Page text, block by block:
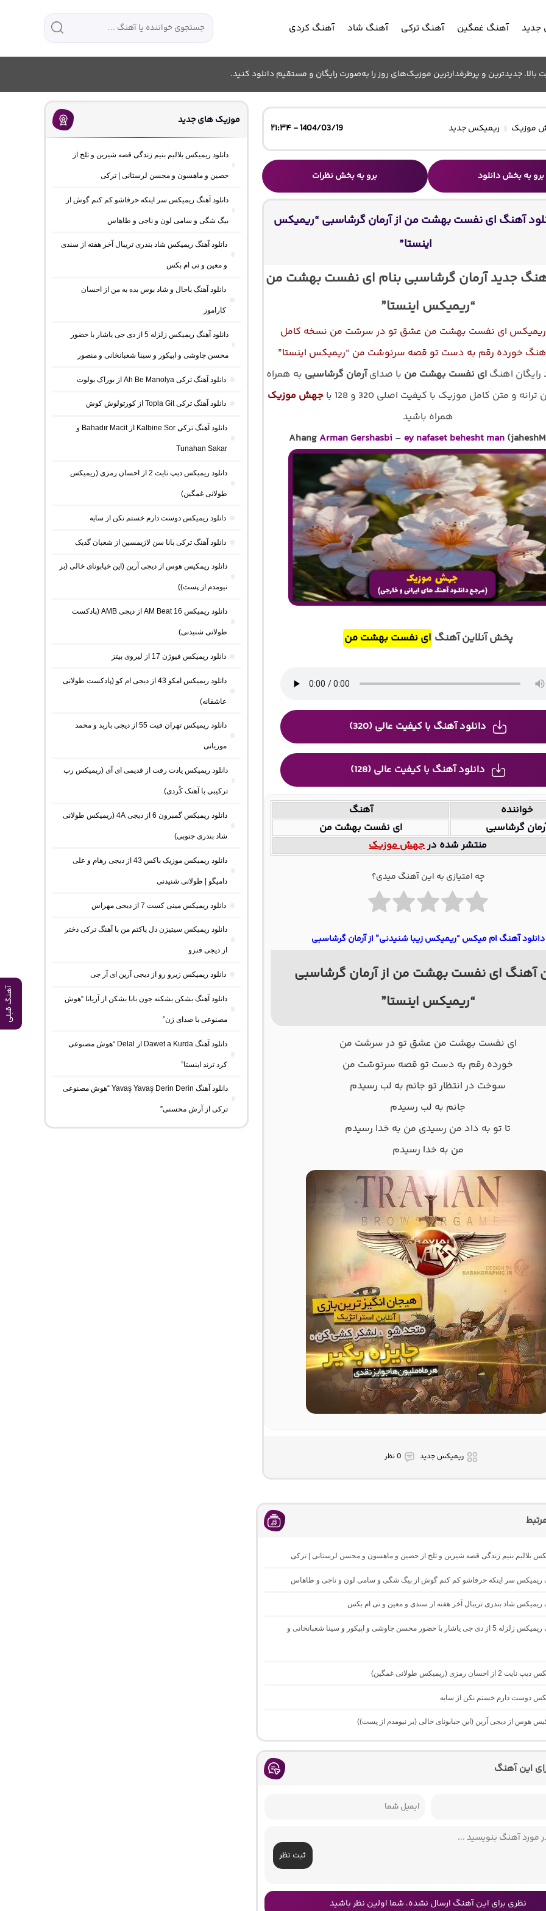
آهنگ قبلی
جدید آهنگ غمگین آهنگ ترکی آهنگ شاد آهنگ کردی
جدیدترین و پرطرفدارترین موزیک‌های روز را به‌صورت رایگان و مستقیم دانلود کنید.
موزیک ریمیکس جدید 1404/03/19 - ۲۱:۳۴
برو به بخش دانلود برو به بخش نظرات
آهنگ ای ﻧﻔﺴﺖ ﺑﻬﺸﺖ ﻣﻦ از آرمان گرشاسبی “ریمیکس
اینستا”
جدید آرمان گرشاسبی بنام ای ﻧﻔﺴﺖ ﺑﻬﺸﺖ ﻣﻦ
“ریمیکس اینستا”
ریمیکس ای ﻧﻔﺴﺖ ﺑﻬﺸﺖ ﻣﻦ ﻋﺸﻖ ﺗﻮ در ﺳﺮﺷﺖ ﻣﻦ نسخه کامل
آهنگ ﺧﻮرده رﻗﻢ ﺑﻪ دﺳﺖ ﺗﻮ ﻗﺼﻪ ﺳﺮﻧﻮﺷﺖ ﻣﻦ “ریمیکس اینستا”
رایگان اهنگ ای ﻧﻔﺴﺖ ﺑﻬﺸﺖ ﻣﻦ با صدایآرمان گرشاسبی به همراه
و متن کامل موزیک با کیفیت اصلی 320 و 128 با
جهش موزیک
همراه باشید
Ahang Arman Gershasbi – ey nafaset behesht man
پخش آنلاین آهنگ ای ﻧﻔﺴﺖ ﺑﻬﺸﺖ ﻣﻦ
دانلود آهنگ با کیفیت عالی (320)
دانلود آهنگ با کیفیت عالی (128)
خواننده
آهنگ
گرشاسبی
ای ﻧﻔﺴﺖ ﺑﻬﺸﺖ ﻣﻦ
منتشر شده درجهش موزیک
چه امتیازی به این آهنگ میدی؟
دانلود آهنگ ام میکس “ریمیکس زیبا شنیدنی” از آرمان گرشاسبی
آهنگ ای ﻧﻔﺴﺖ ﺑﻬﺸﺖ ﻣﻦ از آرمان گرشاسبی
“ریمیکس اینستا”
ای ﻧﻔﺴﺖ ﺑﻬﺸﺖ ﻣﻦ ﻋﺸﻖ ﺗﻮ در ﺳﺮﺷﺖ ﻣﻦ
ﺧﻮرده رﻗﻢ ﺑﻪ دﺳﺖ ﺗﻮ ﻗﺼﻪ ﺳﺮﻧﻮﺷﺖ ﻣﻦ
ﺳﻮﺧﺖ در اﻧﺘﻈﺎر ﺗﻮ ﺟﺎﻧﻢ ﺑﻪ ﻟﺐ رﺳﻴﺪم
ﺟﺎﻧﻢ ﺑﻪ ﻟﺐ رﺳﻴﺪم
ﺗﺎ ﺗﻮ ﺑﻪ داد ﻣﻦ رﺳﻴﺪی ﻣﻦ ﺑﻪ ﺧﺪا رﺳﻴﺪم
ﻣﻦ ﺑﻪ ﺧﺪا رﺳﻴﺪم
ریمیکس جدید 0 نظر
بلالیم بنیم زندگی قصه شیرین و تلخ از حصین و ماهسون و محسن لرستانی | ترکی
ریمیکس سر اینکه حرفاشو کم کنم گوش از بیگ شگی و سامی لون و ناجی و طاهاس
ریمیکس شاد بندری تریبال آخر هفته از سندی و معین و تی ام بکس
دانلود آهنگ ریمیکس زلزله 5 از دی جی یاشار با حضور محسن چاوشی و اپیکور و سینا شعبانخانی و
احسان رمزی (ریمیکس طولانی غمگین)
دوست دارم خستم نکن از سایه
هوس از دیجی آرین (این خیابونای خالی (بر نیومدم از پست))
این آهنگ
ثبت نظر
نظری برای این آهنگ ارسال نشده، شما اولین نظر باشید
موزیک های جدید
دانلود ریمیکس بلالیم بنیم زندگی قصه شیرین و تلخ از
حصین و ماهسون و محسن لرستانی | ترکی
دانلود آهنگ ریمیکس سر اینکه حرفاشو کم کنم گوش از
بیگ شگی و سامی لون و ناجی و طاهاس
دانلود آهنگ ریمیکس شاد بندری تریبال آخر هفته از سندی
و معین و تی ام بکس
دانلود آهنگ باحال و شاد بوس بده به من از احسان
کاراموز
دانلود آهنگ ریمیکس زلزله 5 از دی جی یاشار با حضور
محسن چاوشی و اپیکور و سینا شعبانخانی و منصور
دانلود آهنگ ترکی Ah Be Manolya از بوراک بولوت
دانلود آهنگ ترکی Topla Git از کورتولوش کوش
دانلود آهنگ ترکی Kalbine Sor از Bahadır Macit و
Tunahan Sakar
دانلود ریمیکس دیپ نایت 2 از احسان رمزی (ریمیکس
طولانی غمگین)
دانلود ریمیکس دوست دارم خستم نکن از سایه
دانلود آهنگ ترکی بانا سن لازیمسین از شعبان گدیک
دانلود ریمکیس هوس از دیجی آرین (این خیابونای خالی (بر
نیومدم از پست))
دانلود ریمیکس AM Beat 16 از دیجی AMB (پادکست
طولانی شنیدنی)
دانلود ریمیکس فیوژن 17 از لیروی بیتز
دانلود ریمیکس امکو 43 از دیجی ام کو (پادکست طولانی
عاشقانه)
دانلود ریمیکس تهران فیت 55 از دیجی باربد و محمد
موریانی
دانلود ریمیکس یادت رفت از قدیمی ای آی (ریمیکس رپ
ترکیبی با آهنک کُردی)
دانلود ریمیکس گمبرون 6 از دیجی 4A (ریمیکس طولانی
شاد بندری جنوبی)
دانلود ریمیکس موزیک باکس 43 از دیجی رهام و علی
دامیگو | طولانی شنیدنی
دانلود ریمیکس مینی کست 7 از دیجی مهراس
دانلود ریمیکس سیتیزن دل پاکتم من با آهنگ ترکی دختر
از دیجی فنزو
دانلود ریمیکس زیرو رو از دیجی آرین ای آر جی
دانلود آهنگ بشکن بشکنه جون بابا بشکن از آریانا “هوش
مصنوعی با صدای زن”
دانلود آهنگ Dawet a Kurda از Delal “هوش مصنوعی
کرد ترند اینستا”
دانلود آهنگ Yavaş Yavaş Derin Derin “هوش مصنوعی
ترکی از آرش محسنی”